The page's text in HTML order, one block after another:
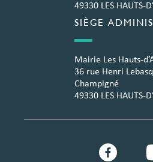
49330 LES HAUTS-
SIÈGE
Mairie Les Hauts-
36 rue Henri
Champigné
49330 LES HAUTS-